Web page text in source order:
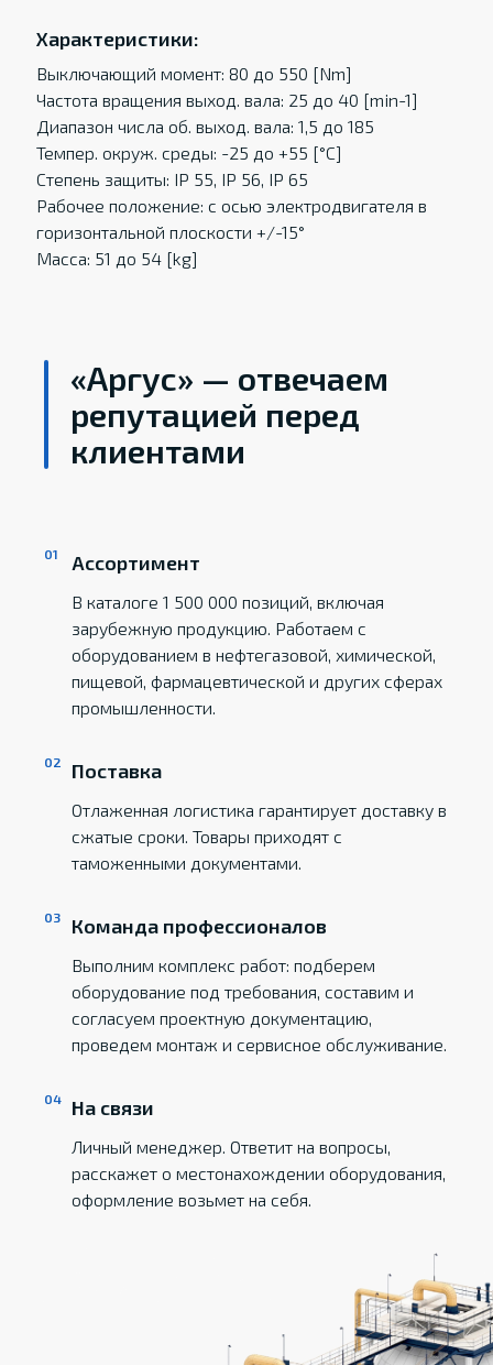
Характеристики:
Выключающий момент: 80 до 550 [Nm]
Частота вращения выход. вала: 25 до 40 [min-1]
Диапазон числа об. выход. вала: 1,5 до 185
Темпер. oкруж. среды: -25 до +55 [°C]
Степень защиты: IP 55, IP 56, IP 65
Рабочее положение: с осью электродвигателя в
горизонтальной плоскости +/-15°
Масса: 51 до 54 [kg]
«Аргус» — отвечаем
репутацией перед
клиентами
Ассортимент
В каталоге 1 500 000 позиций, включая
зарубежную продукцию. Работаем с
оборудованием в нефтегазовой, химической,
пищевой, фармацевтической и других сферах
промышленности.
Поставка
Отлаженная логистика гарантирует доставку в
сжатые сроки. Товары приходят с
таможенными документами.
Команда профессионалов
Выполним комплекс работ: подберем
оборудование под требования, составим и
согласуем проектную документацию,
проведем монтаж и сервисное обслуживание.
На связи
Личный менеджер. Ответит на вопросы,
расскажет о местонахождении оборудования,
оформление возьмет на себя.